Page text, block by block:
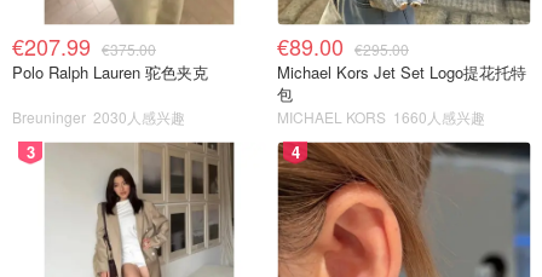
€207.99 €375.00
Polo Ralph Lauren 驼色夹克
Breuninger 2030人感兴趣
€89.00 €295.00
Michael Kors Jet Set Logo提花托特
包
MICHAEL KORS 1660人感兴趣
3 4